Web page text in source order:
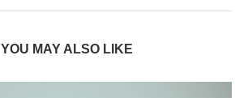
YOU MAY ALSO LIKE